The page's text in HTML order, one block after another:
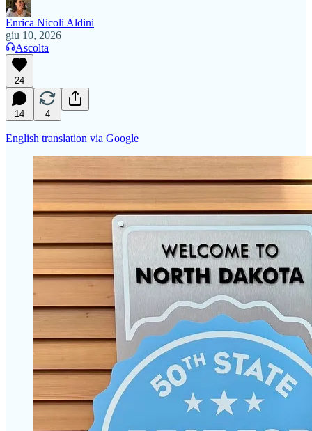
Enrica Nicoli Aldini
giu 10, 2026
Ascolta
24
14 4
English translation via Google